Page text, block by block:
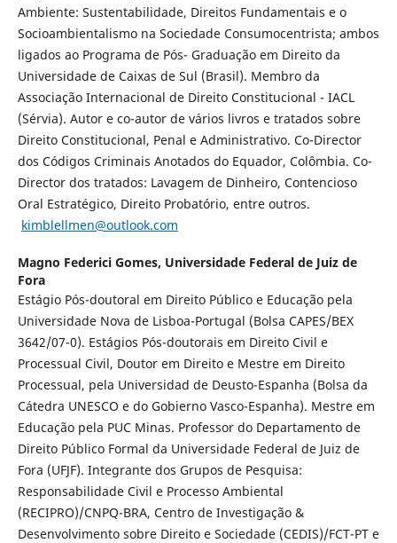
Ambiente: Sustentabilidade, Direitos Fundamentais e o
Socioambientalismo na Sociedade Consumocentrista; ambos
ligados ao Programa de Pós- Graduação em Direito da
Universidade de Caixas de Sul (Brasil). Membro da
Associação Internacional de Direito Constitucional - IACL
(Sérvia). Autor e co-autor de vários livros e tratados sobre
Direito Constitucional, Penal e Administrativo. Co-Director
dos Códigos Criminais Anotados do Equador, Colômbia. Co-
Director dos tratados: Lavagem de Dinheiro, Contencioso
Oral Estratégico, Direito Probatório, entre outros.
kimblellmen@outlook.com
Magno Federici Gomes, Universidade Federal de Juiz de
Fora
Estágio Pós-doutoral em Direito Público e Educação pela
Universidade Nova de Lisboa-Portugal (Bolsa CAPES/BEX
3642/07-0). Estágios Pós-doutorais em Direito Civil e
Processual Civil, Doutor em Direito e Mestre em Direito
Processual, pela Universidad de Deusto-Espanha (Bolsa da
Cátedra UNESCO e do Gobierno Vasco-Espanha). Mestre em
Educação pela PUC Minas. Professor do Departamento de
Direito Público Formal da Universidade Federal de Juiz de
Fora (UFJF). Integrante dos Grupos de Pesquisa:
Responsabilidade Civil e Processo Ambiental
(RECIPRO)/CNPQ-BRA, Centro de Investigação &
Desenvolvimento sobre Direito e Sociedade (CEDIS)/FCT-PT e